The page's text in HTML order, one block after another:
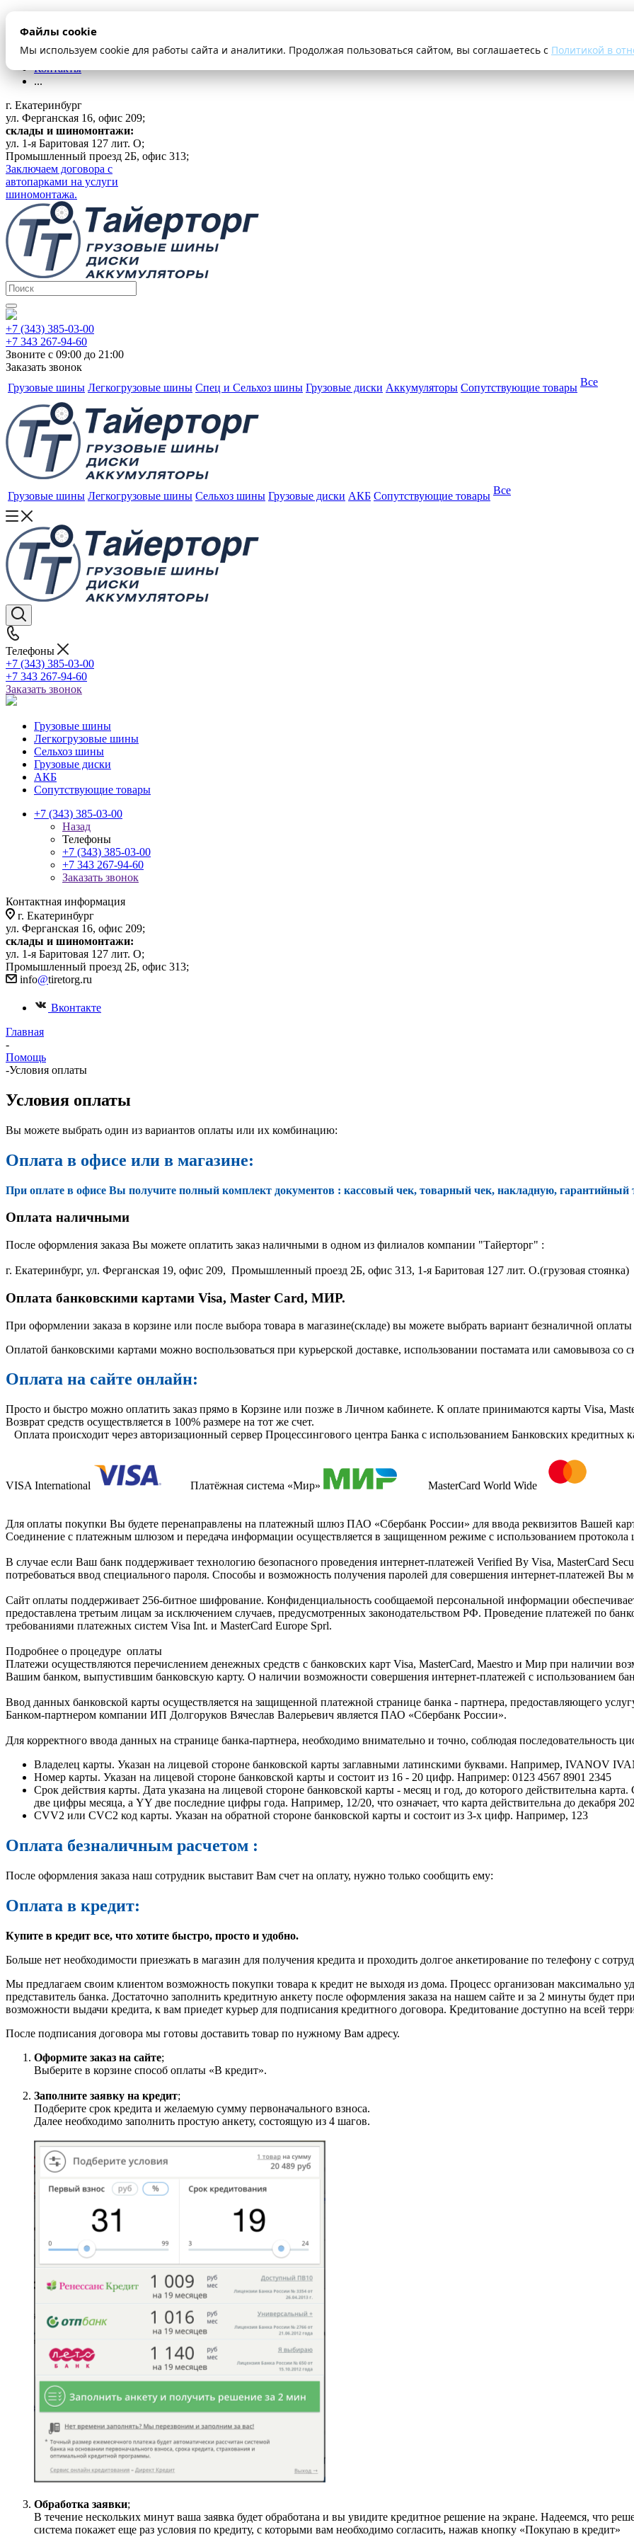
Файлы cookie
Мы используем cookie для работы сайта и аналитики. Продолжая пользоваться сайтом, вы соглашаетесь с Политикой в
Оплата и доставка
Шиномонтаж
Контакты
...
г. Екатеринбург
ул. Ферганская 16, офис 209;
склады и шиномонтажи:
ул. 1-я Баритовая 127 лит. О;
Промышленный проезд 2Б, офис 313;
Заключаем договора с
автопарками на услуги
шиномонтажа.
+7 (343) 385-03-00
+7 343 267-94-60
Звоните с 09:00 до 21:00
Заказать звонок
Грузовые шины Легкогрузовые шины Спец и Сельхоз шины Грузовые диски Аккумуляторы Сопутствующие товары Все
Грузовые шины Легкогрузовые шины Сельхоз шины Грузовые диски АКБ Сопутствующие товары Все
Телефоны
+7 (343) 385-03-00
+7 343 267-94-60
Заказать звонок
Грузовые шины
Легкогрузовые шины
Сельхоз шины
Грузовые диски
АКБ
Сопутствующие товары
+7 (343) 385-03-00
Назад
Телефоны
+7 (343) 385-03-00
+7 343 267-94-60
Заказать звонок
Контактная информация
г. Екатеринбург
ул. Ферганская 16, офис 209;
склады и шиномонтажи:
ул. 1-я Баритовая 127 лит. О;
Промышленный проезд 2Б, офис 313;
info@tiretorg.ru
Вконтакте
Главная
-
Помощь
-Условия оплаты
Условия оплаты
Вы можете выбрать один из вариантов оплаты или их комбинацию:
Оплата в офисе или в магазине:
При оплате в офисе Вы получите полный комплект документов : кассовый чек, товарный чек, накладную, гарантийный
Оплата наличными
После оформления заказа Вы можете оплатить заказ наличными в одном из филиалов компании "Тайерторг" :
г. Екатеринбург, ул. Ферганская 19, офис 209, Промышленный проезд 2Б, офис 313, 1-я Баритовая 127 лит. О.(грузовая стоянка)
Оплата банковскими картами Visa, Master Card, МИР.
При оформлении заказа в корзине или после выбора товара в магазине(складе) вы можете выбрать вариант безналичной оплаты
Оплатой банковскими картами можно воспользоваться при курьерской доставке, использовании постамата или самовывоза со
Оплата на сайте онлайн:
Просто и быстро можно оплатить заказ прямо в Корзине или позже в Личном кабинете. К оплате принимаются карты Visa,
Возврат средств осуществляется в 100% размере на тот же счет.
Оплата происходит через авторизационный сервер Процессингового центра Банка с использованием Банковских
VISA International Платёжная система «Мир» MasterCard World Wide
Для оплаты покупки Вы будете перенаправлены на платежный шлюз ПАО «Сбербанк России» для ввода реквизитов Вашей
Соединение с платежным шлюзом и передача информации осуществляется в защищенном режиме с использованием
В случае если Ваш банк поддерживает технологию безопасного проведения интернет-платежей Verified By Visa, MasterCard
потребоваться ввод специального пароля. Способы и возможность получения паролей для совершения интернет-платежей Вы
Сайт оплаты поддерживает 256-битное шифрование. Конфиденциальность сообщаемой персональной информации
предоставлена третьим лицам за исключением случаев, предусмотренных законодательством РФ. Проведение платежей по
требованиями платежных систем Visa Int. и MasterCard Europe Sprl.
Подробнее о процедуре оплаты
Платежи осуществляются перечислением денежных средств с банковских карт Visa, MasterCard, Maestro и Мир при наличии
Вашим банком, выпустившим банковскую карту. О наличии возможности совершения интернет-платежей с использованием
Ввод данных банковской карты осуществляется на защищенной платежной странице банка - партнера, предоставляющего
Банком-партнером компании ИП Долгоруков Вячеслав Валерьевич является ПАО «Сбербанк России».
Для корректного ввода данных на странице банка-партнера, необходимо внимательно и точно, соблюдая последовательность
Владелец карты. Указан на лицевой стороне банковской карты заглавными латинскими буквами. Например, IVANOV
Номер карты. Указан на лицевой стороне банковской карты и состоит из 16 - 20 цифр. Например: 0123 4567 8901 2345
Срок действия карты. Дата указана на лицевой стороне банковской карты - месяц и год, до которого действительна
две цифры месяца, а YY две последние цифры года. Например, 12/20, что означает, что карта действительна до декабря
CVV2 или CVC2 код карты. Указан на обратной стороне банковской карты и состоит из 3-х цифр. Например, 123
Оплата безналичным расчетом :
После оформления заказа наш сотрудник выставит Вам счет на оплату, нужно только сообщить ему:
Оплата в кредит:
Купите в кредит все, что хотите быстро, просто и удобно.
Больше нет необходимости приезжать в магазин для получения кредита и проходить долгое анкетирование по телефону с
Мы предлагаем своим клиентом возможность покупки товара к кредит не выходя из дома. Процесс организован максимально
представитель банка. Достаточно заполнить кредитную анкету после оформления заказа на нашем сайте и за 2 минуты будет
возможности выдачи кредита, к вам приедет курьер для подписания кредитного договора. Кредитование доступно на всей
После подписания договора мы готовы доставить товар по нужному Вам адресу.
Оформите заказ на сайте;
Выберите в корзине способ оплаты «В кредит».
Заполните заявку на кредит;
Подберите срок кредита и желаемую сумму первоначального взноса.
Далее необходимо заполнить простую анкету, состоящую из 4 шагов.
Обработка заявки;
В течение нескольких минут ваша заявка будет обработана и вы увидите кредитное решение на экране. Надеемся, что
система покажет еще раз условия по кредиту, с которыми вам необходимо согласить, нажав кнопку «Покупаю в кредит»